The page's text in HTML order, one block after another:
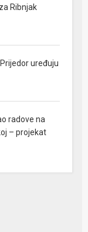
Ribnjak
uređuju
radove na
– projekat